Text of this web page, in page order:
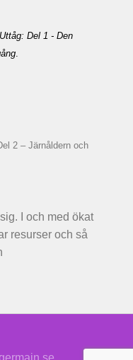
Del 1 - Den
2 – Järnåldern och
I och med ökat
resurser och så